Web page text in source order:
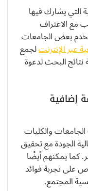
التي يشارك فيها
مع الاعتراف
بعض الجامعات
عبر الإنترنتلجمع
نتائج البحث لدعوة
إضافية
والكليات
الجودة مع تحقيق
كما يمكنهم أيضًا
على تجربة فوائد
المجتمع.